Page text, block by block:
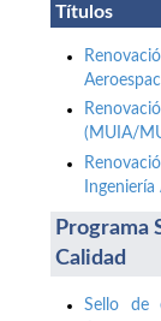
Títulos
(MUIA/
Ingeniería
Programa
Calidad
Sello de